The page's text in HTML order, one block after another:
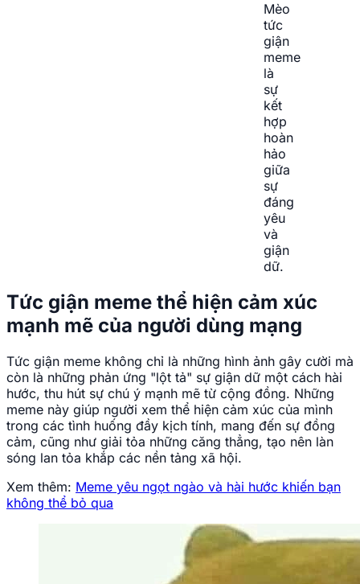
Mèo
tức
giận
meme
là
sự
kết
hợp
hoàn
hảo
giữa
sự
đáng
yêu
và
giận
dữ.
Tức giận meme thể hiện cảm xúc
mạnh mẽ của người dùng mạng
Tức giận meme không chỉ là những hình ảnh gây cười mà
còn là những phản ứng "lột tả" sự giận dữ một cách hài
hước, thu hút sự chú ý mạnh mẽ từ cộng đồng. Những
meme này giúp người xem thể hiện cảm xúc của mình
trong các tình huống đầy kịch tính, mang đến sự đồng
cảm, cũng như giải tỏa những căng thẳng, tạo nên làn
sóng lan tỏa khắp các nền tảng xã hội.
Xem thêm: Meme yêu ngọt ngào và hài hước khiến bạn
không thể bỏ qua